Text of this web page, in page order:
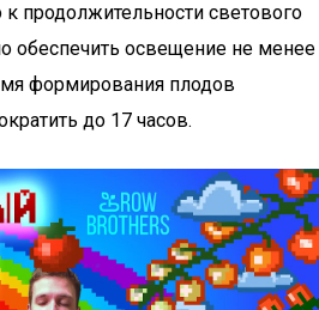
к продолжительности светового
обеспечить освещение не менее
формирования плодов
до 17 часов.